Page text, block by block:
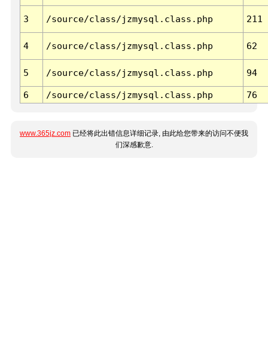
3 /source/class/jzmysql.class.php 211
4 /source/class/jzmysql.class.php 62
5 /source/class/jzmysql.class.php 94
6 /source/class/jzmysql.class.php 76
www.365jz.com 已经将此出错信息详细记录, 由此给您带来的访问不便我
们深感歉意.